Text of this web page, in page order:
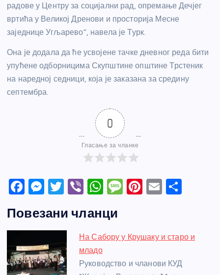
радове у Центру за социјални рад, опремање Дечјег
вртића у Великој Дренови и просторија Месне
заједнице Угљарево”, навела је Турк.
Она је додала да ће усвојене тачке дневног реда бити
упућене одборницима Скупштине општине Трстеник
на наредној седници, која је заказана за средину
септембра.
0
Гласање за чланке
F
c
e
b
o
M
ss
e
n
g
T
itt
er
Vi
er
W
at
s
p
M
a
e
Pi
e
E
e
Повезани чланци
На Сабору у Крушаку и старо и
младо
Руководство и чланови КУД